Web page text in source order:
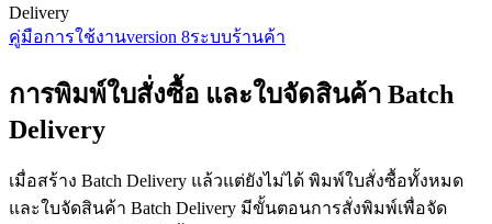
Delivery
คู่มือการใช้งานversion 8ระบบร้านค้า
การพิมพ์ใบสั่งซื้อ และใบจัดสินค้า Batch
Delivery
เมื่อสร้าง Batch Delivery แล้วแต่ยังไม่ได้ พิมพ์ใบสั่งซื้อทั้งหมด
และใบจัดสินค้า Batch Delivery มีขั้นตอนการสั่งพิมพ์เพื่อจัด